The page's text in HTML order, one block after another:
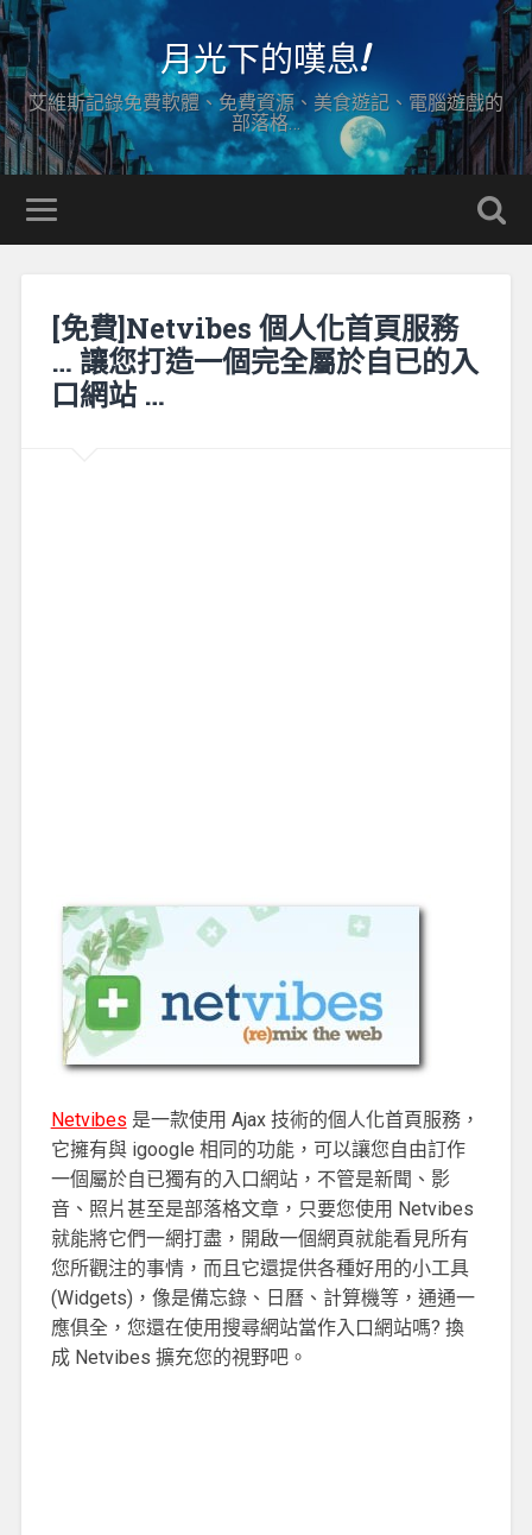
月光下的嘆息!
艾維斯記錄免費軟體、免費資源、美食遊記、電腦遊戲的
部落格…
[免費]Netvibes 個人化首頁服務
… 讓您打造一個完全屬於自已的入
口網站 …
Netvibes 是一款使用 Ajax 技術的個人化首頁服務，
它擁有與 igoogle 相同的功能，可以讓您自由訂作
一個屬於自已獨有的入口網站，不管是新聞、影
音、照片甚至是部落格文章，只要您使用 Netvibes
就能將它們一網打盡，開啟一個網頁就能看見所有
您所觀注的事情，而且它還提供各種好用的小工具
(Widgets)，像是備忘錄、日曆、計算機等，通通一
應俱全，您還在使用搜尋網站當作入口網站嗎? 換
成 Netvibes 擴充您的視野吧。